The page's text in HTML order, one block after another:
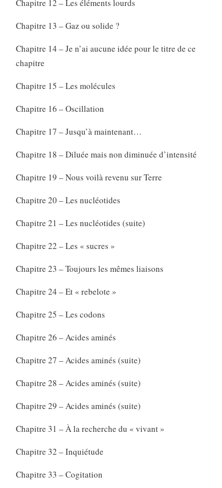
Chapitre 12 – Les éléments lourds
Chapitre 13 – Gaz ou solide ?
Chapitre 14 – Je n’ai aucune idée pour le titre de ce
chapitre
Chapitre 15 – Les molécules
Chapitre 16 – Oscillation
Chapitre 17 – Jusqu’à maintenant…
Chapitre 18 – Diluée mais non diminuée d’intensité
Chapitre 19 – Nous voilà revenu sur Terre
Chapitre 20 – Les nucléotides
Chapitre 21 – Les nucléotides (suite)
Chapitre 22 – Les « sucres »
Chapitre 23 – Toujours les mêmes liaisons
Chapitre 24 – Et « rebelote »
Chapitre 25 – Les codons
Chapitre 26 – Acides aminés
Chapitre 27 – Acides aminés (suite)
Chapitre 28 – Acides aminés (suite)
Chapitre 29 – Acides aminés (suite)
Chapitre 31 – À la recherche du « vivant »
Chapitre 32 – Inquiétude
Chapitre 33 – Cogitation